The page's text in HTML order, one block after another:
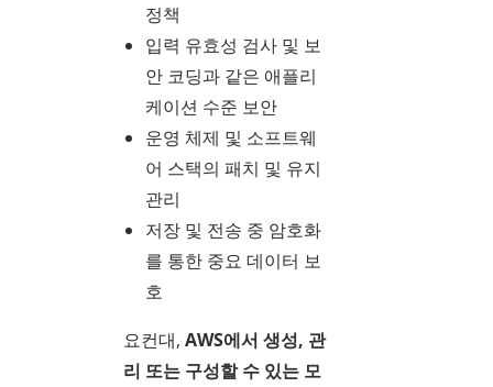
정책
입력 유효성 검사 및 보
안 코딩과 같은 애플리
케이션 수준 보안
운영 체제 및 소프트웨
어 스택의 패치 및 유지
관리
저장 및 전송 중 암호화
를 통한 중요 데이터 보
호
요컨대, AWS에서 생성, 관
리 또는 구성할 수 있는 모